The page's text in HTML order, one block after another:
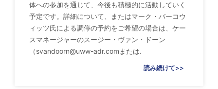
体への参加を通じて、今後も積極的に活動していく
予定です。詳細について、またはマーク・バーコウ
ィッツ氏による調停の予約をご希望の場合は、ケー
スマネージャーのスージー・ヴァン・ドーン
（svandoorn@uww-adr.com または.
読み続けて>>